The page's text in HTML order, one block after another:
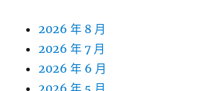
2026 年 8 月
2026 年 7 月
2026 年 6 月